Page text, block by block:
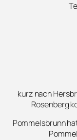
kurz nach
Rosenberg
Pommelsbrunn